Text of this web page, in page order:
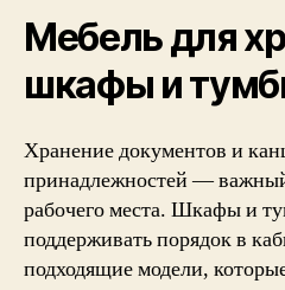
Мебель для
шкафы и
Хранение документов и
принадлежностей —
рабочего места. Шкафы и
поддерживать порядок в
подходящие модели,